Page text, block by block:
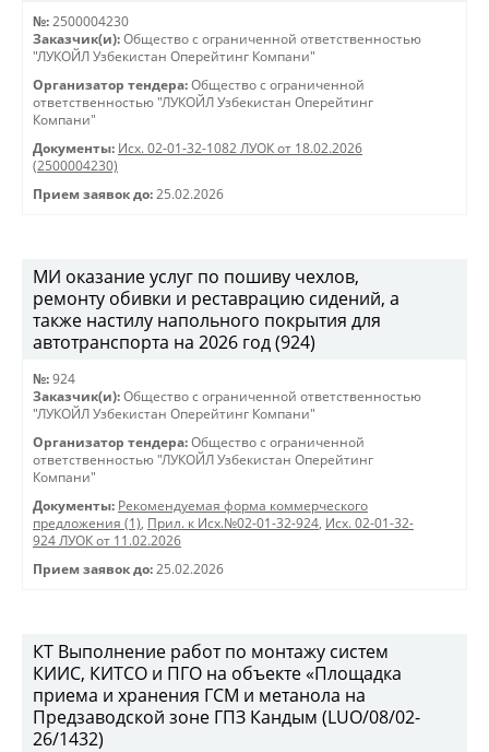
№: 2500004230
Заказчик(и): Общество с ограниченной ответственностью
"ЛУКОЙЛ Узбекистан Оперейтинг Компани"
Организатор тендера: Общество с ограниченной
ответственностью "ЛУКОЙЛ Узбекистан Оперейтинг
Компани"
Документы: Исх. 02-01-32-1082 ЛУОК от 18.02.2026
(2500004230)
Прием заявок до: 25.02.2026
МИ оказание услуг по пошиву чехлов,
ремонту обивки и реставрацию сидений, а
также настилу напольного покрытия для
автотранспорта на 2026 год (924)
№: 924
Заказчик(и): Общество с ограниченной ответственностью
"ЛУКОЙЛ Узбекистан Оперейтинг Компани"
Организатор тендера: Общество с ограниченной
ответственностью "ЛУКОЙЛ Узбекистан Оперейтинг
Компани"
Документы: Рекомендуемая форма коммерческого
предложения (1), Прил. к Исх.№02-01-32-924, Исх. 02-01-32-
924 ЛУОК от 11.02.2026
Прием заявок до: 25.02.2026
КТ Выполнение работ по монтажу систем
КИИС, КИТСО и ПГО на объекте «Площадка
приема и хранения ГСМ и метанола на
Предзаводской зоне ГПЗ Кандым (LUO/08/02-
26/1432)